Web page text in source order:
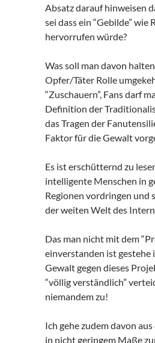
Absatz darauf hinweisen
sei dass ein “Gebilde” wie
hervorrufen würde?
Was soll man davon
Opfer/Täter Rolle
“Zuschauern”, Fans darf
Definition der
das Tragen der
Faktor für die Gewalt
Es ist erschütternd zu
intelligente Menschen in
Regionen vordringen und
der weiten Welt des
Das man nicht mit dem
einverstanden ist gestehe
Gewalt gegen dieses
“völlig verständlich”
niemandem zu!
Ich gehe zudem davon
in nicht geringem Maße